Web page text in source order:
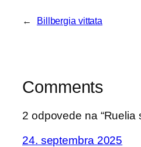
← Billbergia vittata
Comments
2 odpovede na “Ruelia
24. septembra 2025